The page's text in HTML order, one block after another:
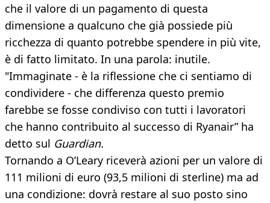
che il valore di un pagamento di questa
dimensione a qualcuno che già possiede più
ricchezza di quanto potrebbe spendere in più vite,
è di fatto limitato. In una parola: inutile.
"Immaginate - è la riflessione che ci sentiamo di
condividere - che differenza questo premio
farebbe se fosse condiviso con tutti i lavoratori
che hanno contribuito al successo di Ryanair” ha
detto sul Guardian.
Tornando a O’Leary riceverà azioni per un valore di
111 milioni di euro (93,5 milioni di sterline) ma ad
una condizione: dovrà restare al suo posto sino